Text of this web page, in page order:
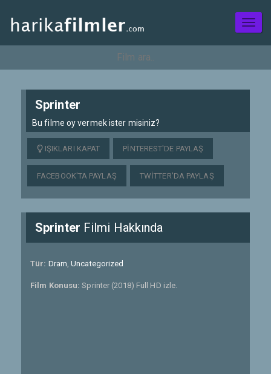
Sprinter
Bu filme oy vermek ister misiniz?
IŞIKLARI KAPAT PINTEREST'DE PAYLAŞ
FACEBOOK'TA PAYLAŞ TWITTER'DA PAYLAŞ
Sprinter Filmi Hakkında
Tür: Dram,Uncategorized
Film Konusu:Sprinter (2018) Full HD izle.